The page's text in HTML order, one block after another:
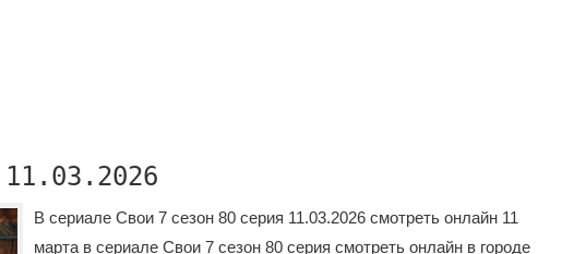
В сериале Свои 7 сезон 80 серия 11.03.2026 смотреть онлайн 11
марта в сериале Свои 7 сезон 80 серия смотреть онлайн в городе